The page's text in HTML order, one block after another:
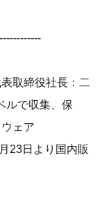
取締役社長：二
ルで収集、保
ェア
23日より国内販